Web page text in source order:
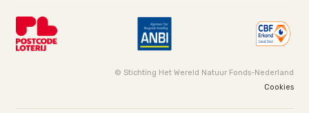
© Stichting Het Wereld Natuur Fonds-Nederland
Cookies